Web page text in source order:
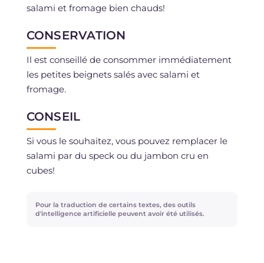
salami et fromage bien chauds!
CONSERVATION
Il est conseillé de consommer immédiatement
les petites beignets salés avec salami et
fromage.
CONSEIL
Si vous le souhaitez, vous pouvez remplacer le
salami par du speck ou du jambon cru en
cubes!
Pour la traduction de certains textes, des outils
d'intelligence artificielle peuvent avoir été utilisés.